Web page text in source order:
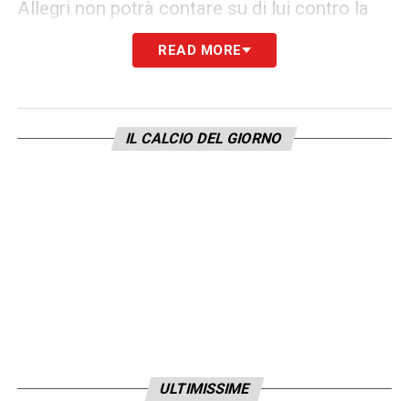
Allegri non potrà contare su di lui contro la
Roma domenica.
media francesi parlano di unrifiutoda parte
del giocatore dellaJuvea vaccinarsi.
READ MORE
IL CALCIO DEL GIORNO
ULTIMISSIME